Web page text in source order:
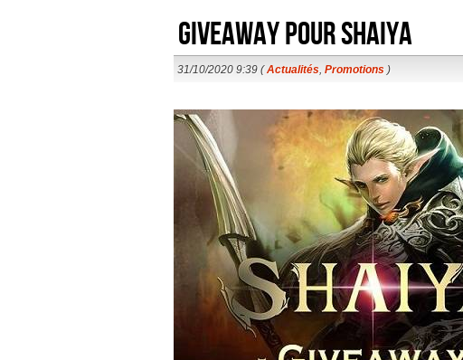
Giveaway pour Shaiya
31/10/2020 9:39 (Actualités, Promotions )